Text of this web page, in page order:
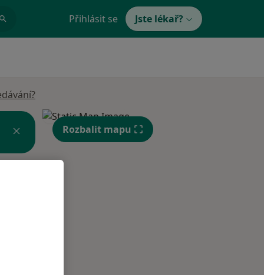
Přihlásit se Jste lékař?
Rozbalit mapu